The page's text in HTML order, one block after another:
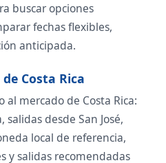
buscar opciones
fechas flexibles,
anticipada.
Costa Rica
mercado de Costa Rica:
salidas desde San José,
local de referencia,
y salidas recomendadas